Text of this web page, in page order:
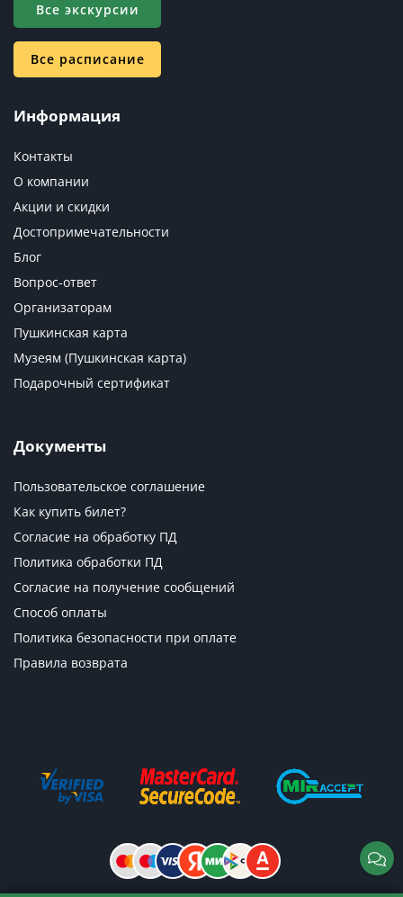
Все экскурсии
Все расписание
Информация
Контакты
О компании
Акции и скидки
Достопримечательности
Блог
Вопрос-ответ
Организаторам
Пушкинская карта
Музеям (Пушкинская карта)
Подарочный сертификат
Документы
Пользовательское соглашение
Как купить билет?
Согласие на обработку ПД
Политика обработки ПД
Согласие на получение сообщений
Способ оплаты
Политика безопасности при оплате
Правила возврата